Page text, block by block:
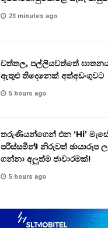
23 minutes ago
වත්තල, පල්ලියවත්තේ
ඇතුළු තිදෙනෙක් අත්අඩංගුවට
5 hours ago
තරුණියන්ගෙන් එන ‘Hi’
පරිස්සමින්! නිරුවත් ඡායාරූප
ගන්නා අලුත්ම ජාවාරමක්!
5 hours ago